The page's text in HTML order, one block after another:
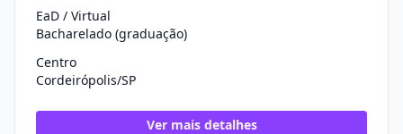
EaD / Virtual
Bacharelado (graduação)
Centro
Cordeirópolis/SP
Ver mais detalhes